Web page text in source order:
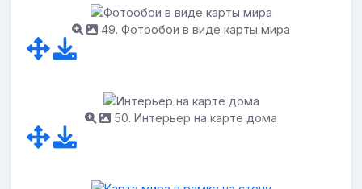
49. Фотообои в виде карты мира
50. Интерьер на карте дома